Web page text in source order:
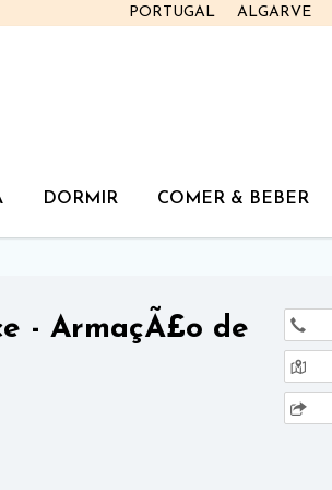
ALGARVE
PORTUGAL
DORMIR COMER & BEBER
- ArmaçÃ£o de